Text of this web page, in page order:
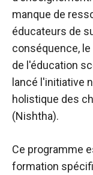
manque de
éducateurs de
conséquence,
de l'éducation
lancé l'initiative
holistique des
(Nishtha).
Ce programme
formation